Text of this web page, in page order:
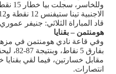
الاجنبية تينا ستيفنس 12 نقطة و12 متابعة.
قاد المباراة الثلاثي: جنيفر
هومنتمن – بقنايا
وفي قاعة نادي هومنتمن في
بفارق 5
مقابل خسارتين، فيما لقي
انتصارات.